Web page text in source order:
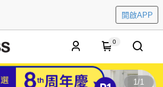
開啟APP
0
1/1